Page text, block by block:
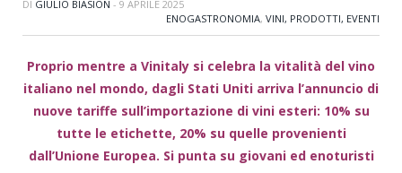
DI GIULIO BIASION - 9 APRILE 2025
ENOGASTRONOMIA, VINI, PRODOTTI, EVENTI
Proprio mentre a Vinitaly si celebra la vitalità del vino
italiano nel mondo, dagli Stati Uniti arriva l’annuncio di
nuove tariffe sull’importazione di vini esteri: 10% su
tutte le etichette, 20% su quelle provenienti
dall’Unione Europea. Si punta su giovani ed enoturisti